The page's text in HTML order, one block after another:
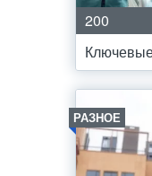
200
РАЗНОЕ